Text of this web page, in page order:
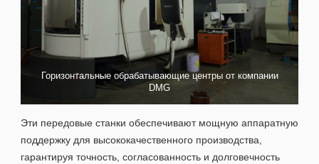
Горизонтальные обрабатывающие центры от компании
DMG
Эти передовые станки обеспечивают мощную аппаратную
поддержку для высококачественного производства,
гарантируя точность, согласованность и долговечность